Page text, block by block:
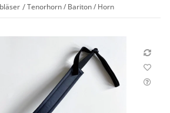
Tenorhorn / Bariton / Horn